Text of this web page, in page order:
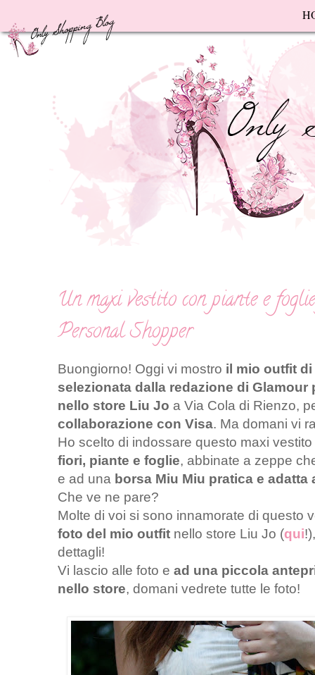
Un maxi vestito con piante e
Personal Shopper
Buongiorno! Oggi vi mostro il mio outfit di
selezionata dalla redazione di
nello store Liu Jo a Via Cola di Rienzo,
collaborazione con Visa. Ma domani vi
Ho scelto di indossare questo maxi vestito
fiori, piante e foglie, abbinate a zeppe
e ad una borsa Miu Miu pratica e
Che ve ne pare?
Molte di voi si sono innamorate di questo
foto del mio outfit nello store Liu Jo (qui
dettagli!
Vi lascio alle foto e ad una piccola
nello store, domani vedrete tutte le foto!